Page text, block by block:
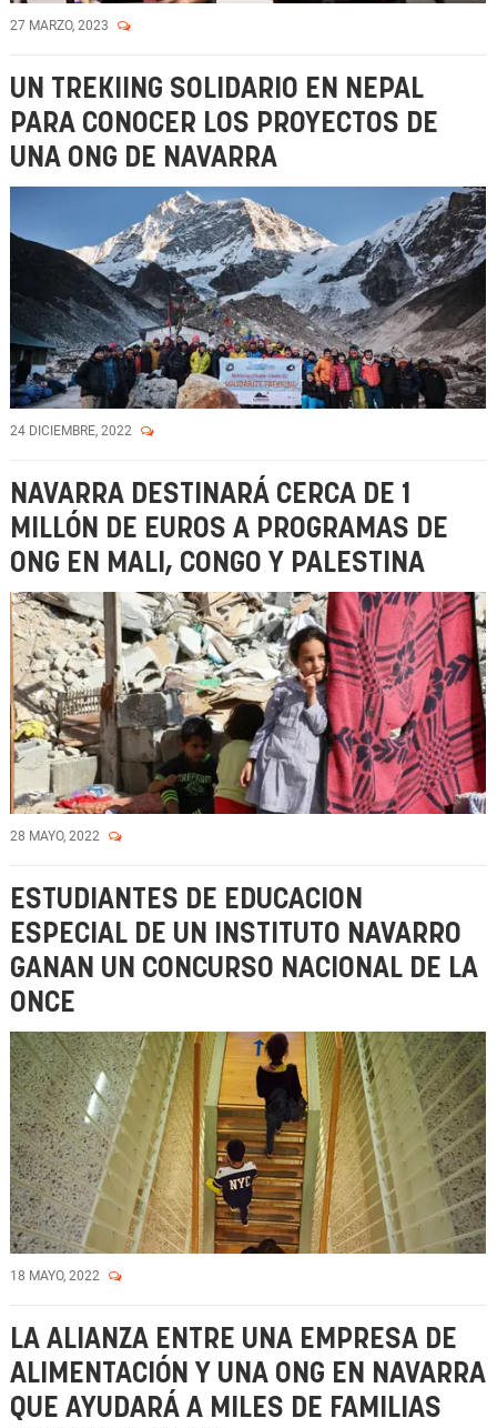
27 MARZO, 2023
UN TREKIING SOLIDARIO EN NEPAL
PARA CONOCER LOS PROYECTOS DE
UNA ONG DE NAVARRA
24 DICIEMBRE, 2022
NAVARRA DESTINARÁ CERCA DE 1
MILLÓN DE EUROS A PROGRAMAS DE
ONG EN MALI, CONGO Y PALESTINA
28 MAYO, 2022
ESTUDIANTES DE EDUCACION
ESPECIAL DE UN INSTITUTO NAVARRO
GANAN UN CONCURSO NACIONAL DE LA
ONCE
18 MAYO, 2022
LA ALIANZA ENTRE UNA EMPRESA DE
ALIMENTACIÓN Y UNA ONG EN NAVARRA
QUE AYUDARÁ A MILES DE FAMILIAS